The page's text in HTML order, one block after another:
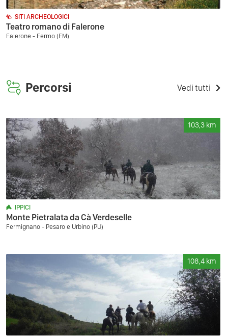
SITI ARCHEOLOGICI
Teatro romano di Falerone
Falerone - Fermo (FM)
Percorsi Vedi tutti
103,3 km
IPPICI
Monte Pietralata da Cà Verdeselle
Fermignano - Pesaro e Urbino (PU)
108,4 km